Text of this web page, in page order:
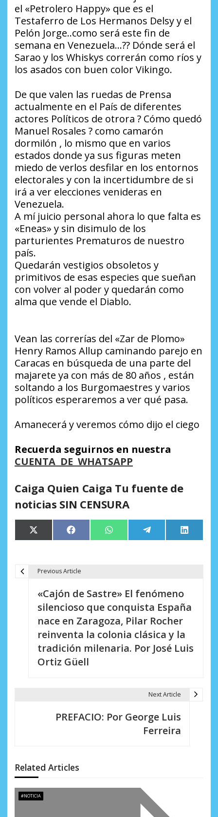
el «Petrolero Happy» que es el
Testaferro de Los Hermanos Delsy y el
Pelón Jorge..como será este fin de
semana en Venezuela…?? Dónde será el
Sarao y los Whiskys correrán como ríos y
los asados con buen color Vikingo.
De que valen las ruedas de Prensa
actualmente en el País de diferentes
actores Políticos de otrora ? Cómo quedó
Manuel Rosales ? como camarón
dormilón , lo mismo que en varios
estados donde ya sus figuras meten
miedo de verlos desfilar en los entornos
electorales y con la incertidumbre de si
irá a ver elecciones venideras en
Venezuela.
A mí juicio personal ahora lo que falta es
«Eneas» y sin disimulo de los
parturientes Prematuros de nuestro
país.
Quedarán vestigios obsoletos y
primitivos de esas especies que sueñan
con volver al poder y quedarán como
alma que vende el Diablo.
Vean las correrías del «Zar de Plomo»
Henry Ramos Allup caminando parejo en
Caracas en búsqueda de una parte del
majarete ya con más de 80 años , están
soltando a los Burgomaestres y varios
políticos esperaremos a ver qué pasa.
Amanecerá y veremos cómo dijo el ciego
Recuerda seguirnos en nuestra
CUENTA DE WHATSAPP
Caiga Quien Caiga Tu fuente de
noticias SIN CENSURA
Compartir
en
X
(Twitter)
Compartir
en
Facebook Compartir
en
WhatsApp Compartir
en
Telegram
en
LinkedIn
e
e
Previous Article
«Cajón de Sastre» El fenómeno
silencioso que conquista España
nace en Zaragoza, Pilar Rocher
reinventa la colonia clásica y la
tradición milenaria. Por José Luis
Ortiz Güell
Next Article
PREFACIO: Por George Luis
Ferreira
Related Articles
#NOTICIA